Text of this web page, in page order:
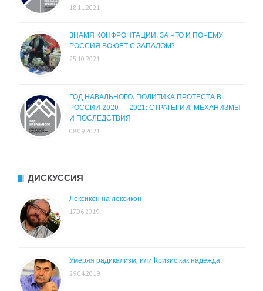
18.11.2021
ЗНАМЯ КОНФРОНТАЦИИ. ЗА ЧТО И ПОЧЕМУ
РОССИЯ ВОЮЕТ С ЗАПАДОМ?
25.10.2021
ГОД НАВАЛЬНОГО. ПОЛИТИКА ПРОТЕСТА В
РОССИИ 2020 — 2021: СТРАТЕГИИ, МЕХАНИЗМЫ
И ПОСЛЕДСТВИЯ
08.09.2021
ДИСКУССИЯ
Лексикон на лексикон
17.06.2019
Умеряя радикализм, или Кризис как надежда.
29.04.2019